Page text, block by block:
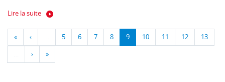
Lire la suite
« ‹ … 5 6 7 8 9 10 11 12 13
… › »